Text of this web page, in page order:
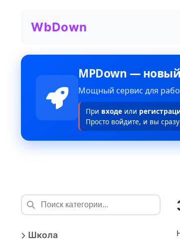
WbDown
MPDown —
Мощный сервис для
При входе или
Просто войдите, и вы
Школа